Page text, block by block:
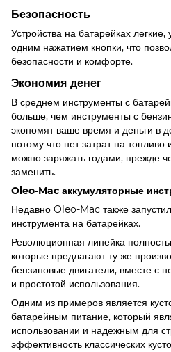
Безопасность
Устройства на батарейках
одним нажатием кнопки, что
безопасности и комфорте.
Экономия денег
В среднем инструменты с
больше, чем инструменты с
экономят ваше время и деньги в
потому что нет затрат на
можно заряжать годами, прежде
заменить.
Oleo-Mac аккумуляторные
Недавно Oleo-Mac также
инструмента на батарейках.
Революционная линейка
которые предлагают ту же
бензиновые двигатели, вместе с
и простотой использования.
Одним из примеров является
батарейным питание, который
использовании и надежным для
эффективность классических